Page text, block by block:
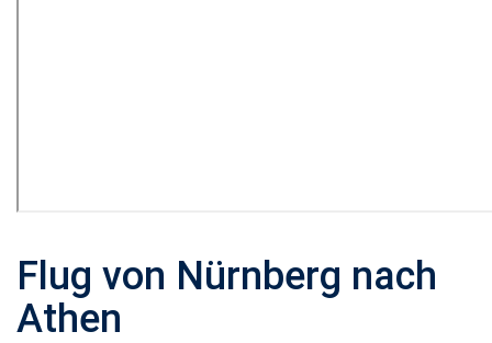
Flug von Nürnberg nach
Athen